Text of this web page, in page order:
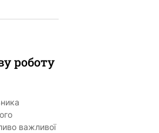
роботу
важливої